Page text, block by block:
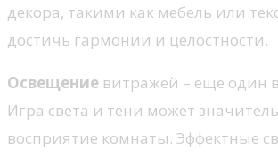
декора, такими как мебель или
достичь гармонии и целостности.
Освещение витражей – еще один
Игра света и тени может
восприятие комнаты. Эффектные